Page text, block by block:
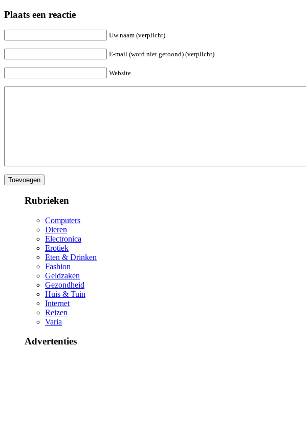
Plaats een reactie
Uw naam (verplicht)
E-mail (word niet getoond) (verplicht)
Website
Rubrieken
Computers
Dieren
Electronica
Erotiek
Eten & Drinken
Fashion
Geldzaken
Gezondheid
Huis & Tuin
Internet
Reizen
Varia
Advertenties